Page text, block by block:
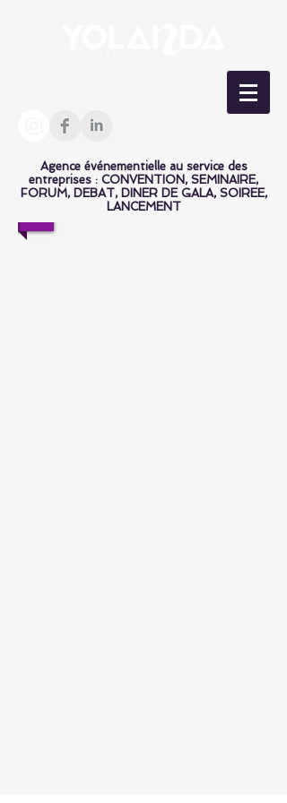
Agence événementielle au service des
entreprises : CONVENTION, SEMINAIRE,
FORUM, DEBAT, DINER DE GALA, SOIREE,
LANCEMENT